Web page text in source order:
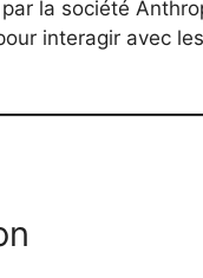
la société
interagir avec